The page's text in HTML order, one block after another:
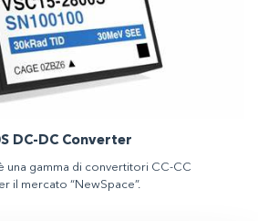
DC-DC Converter
una gamma di convertitori CC-CC
il mercato “NewSpace”.